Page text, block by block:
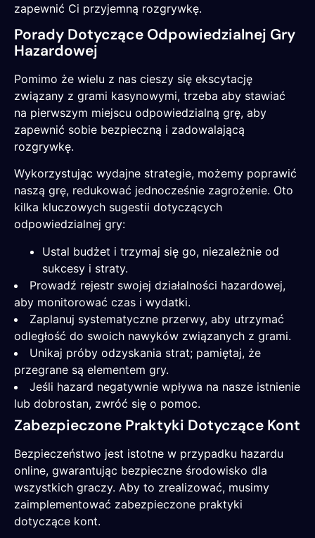
zapewnić Ci przyjemną rozgrywkę.
Porady Dotyczące Odpowiedzialnej Gry
Hazardowej
Pomimo że wielu z nas cieszy się ekscytację
związany z grami kasynowymi, trzeba aby stawiać
na pierwszym miejscu odpowiedzialną grę, aby
zapewnić sobie bezpieczną i zadowalającą
rozgrywkę.
Wykorzystując wydajne strategie, możemy poprawić
naszą grę, redukować jednocześnie zagrożenie. Oto
kilka kluczowych sugestii dotyczących
odpowiedzialnej gry:
Ustal budżet i trzymaj się go, niezależnie od
sukcesy i straty.
Prowadź rejestr swojej działalności hazardowej,
aby monitorować czas i wydatki.
Zaplanuj systematyczne przerwy, aby utrzymać
odległość do swoich nawyków związanych z grami.
Unikaj próby odzyskania strat; pamiętaj, że
przegrane są elementem gry.
Jeśli hazard negatywnie wpływa na nasze istnienie
lub dobrostan, zwróć się o pomoc.
Zabezpieczone Praktyki Dotyczące Kont
Bezpieczeństwo jest istotne w przypadku hazardu
online, gwarantując bezpieczne środowisko dla
wszystkich graczy. Aby to zrealizować, musimy
zaimplementować zabezpieczone praktyki
dotyczące kont.